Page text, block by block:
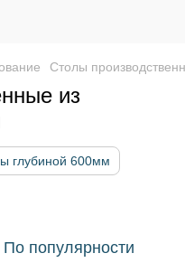
Столы
из
глубиной 600мм
По популярности